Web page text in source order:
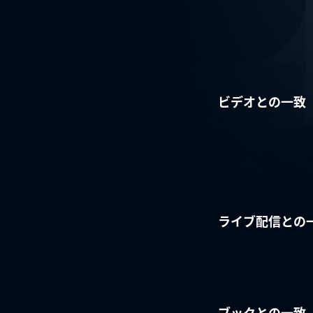
ビデオとの一致
ライブ配信との